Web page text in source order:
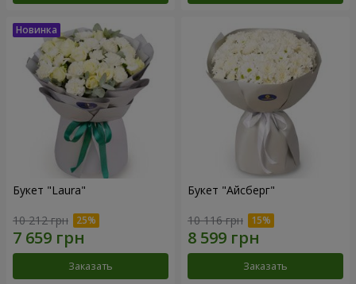
Букет "Laura"
10 212 грн
Заказать
Букет "Айсберг"
10 116 грн
Заказать